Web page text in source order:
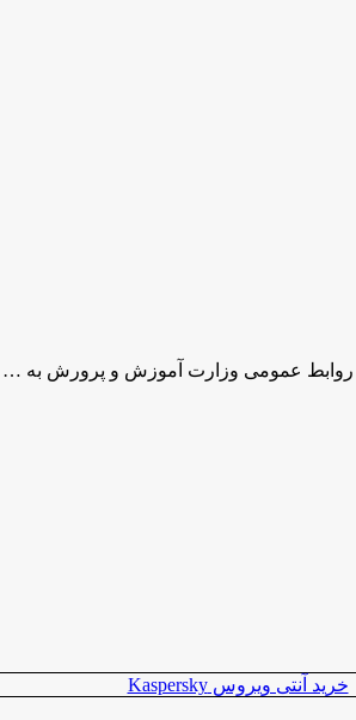
خرید آنتی ویروس Kaspersky